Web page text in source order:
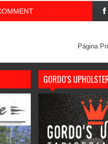
Página
GORDO'S